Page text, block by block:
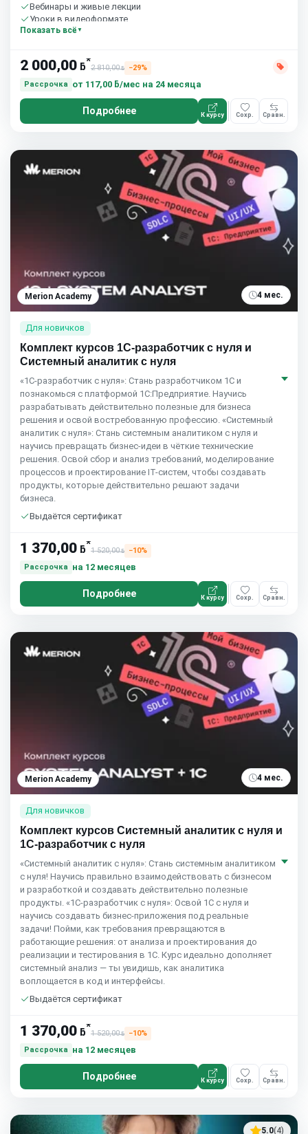
Вебинары и живые лекции
Уроки в видеоформате
Практика на реальных задачах
15 часов в неделю
Старт 20 августа
Показать всё
2 000,00 ƃ*
2 810,00ƃ
−29%
Рассрочка
от 117,00 ƃ/мес на 24 месяца
Подробнее К курсу Сохр. Сравн.
Merion Academy 4 мес.
Для новичков
Комплект курсов 1С-разработчик с нуля и
Системный аналитик с нуля
«1С-разработчик с нуля»: Стань разработчиком 1С и
познакомься с платформой 1С:Предприятие. Научись
разрабатывать действительно полезные для бизнеса
решения и освой востребованную профессию. «Системный
аналитик с нуля»: Стань системным аналитиком с нуля и
научись превращать бизнес-идеи в чёткие технические
решения. Освой сбор и анализ требований, моделирование
процессов и проектирование IT-систем, чтобы создавать
продукты, которые действительно решают задачи
бизнеса.
Выдаётся сертификат
1 370,00 ƃ*
1 520,00ƃ
−10%
Рассрочка
на 12 месяцев
Подробнее К курсу Сохр. Сравн.
Merion Academy 4 мес.
Для новичков
Комплект курсов Системный аналитик с нуля и
1С-разработчик с нуля
«Системный аналитик с нуля»: Стань системным аналитиком
с нуля! Научись правильно взаимодействовать с бизнесом
и разработкой и создавать действительно полезные
продукты. «1С-разработчик с нуля»: Освой 1С с нуля и
научись создавать бизнес-приложения под реальные
задачи! Пойми, как требования превращаются в
работающие решения: от анализа и проектирования до
реализации и тестирования в 1С. Курс идеально дополняет
системный анализ — ты увидишь, как аналитика
воплощается в код и интерфейсы.
Выдаётся сертификат
1 370,00 ƃ*
1 520,00ƃ
−10%
Рассрочка
на 12 месяцев
Подробнее К курсу Сохр. Сравн.
5.0(4)